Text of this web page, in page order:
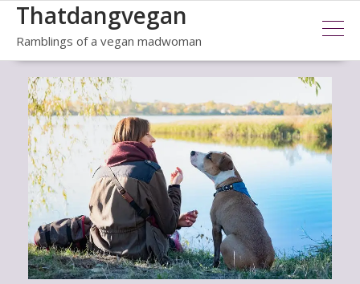
Skip
content
Thatdangvegan
Ramblings of a vegan madwoman